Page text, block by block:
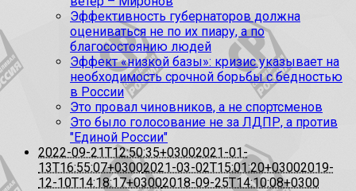
Эффективность губернаторов должна
оцениваться не по их пиару, а по
благосостоянию людей
Эффект «низкой базы»: кризис указывает на
необходимость срочной борьбы с бедностью
в России
Это провал чиновников, а не спортсменов
Это было голосование не за ЛДПР, а против
"Единой России"
2022-09-21T12:50:35+03002021-01-
13T16:55:07+03002021-03-02T15:01:20+03002019-
12-10T14:18:17+03002018-09-25T14:10:08+0300